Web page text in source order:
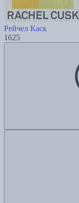
Рейчел Каск
1625